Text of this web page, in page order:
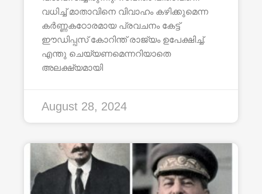
വധിച്ച് മാതാവിനെ വിവാഹം കഴിക്കുമെന്ന
കർണ്ണകഠോരമായ പ്രവചനം കേട്ട്
ഈഡിപ്പസ് കോറിന്ത് രാജ്യം ഉപേക്ഷിച്ച്.
എന്തു ചെയ്യണമെന്നറിയാതെ
അലക്ഷ്യമായി
August 28, 2024